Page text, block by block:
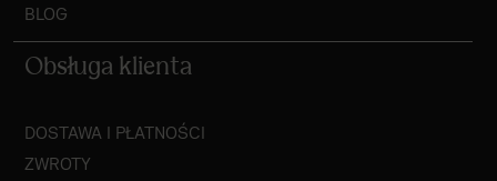
BLOG
Obsługa klienta
DOSTAWA I PŁATNOŚCI
ZWROTY